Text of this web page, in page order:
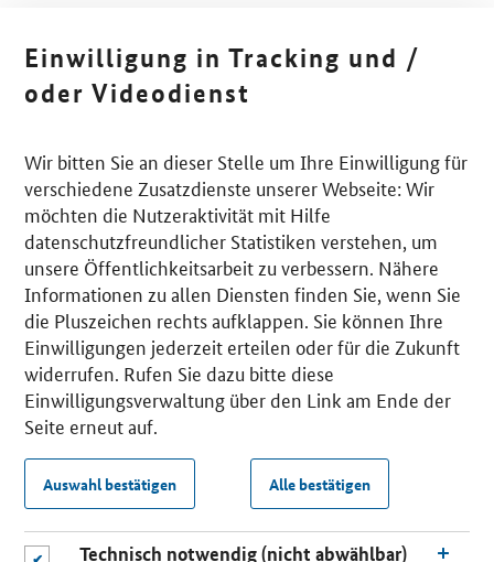
Einwilligung in Tracking und /
oder Videodienst
Wir bitten Sie an dieser Stelle um Ihre Einwilligung für
verschiedene Zusatzdienste unserer Webseite: Wir
möchten die Nutzeraktivität mit Hilfe
datenschutzfreundlicher Statistiken verstehen, um
unsere Öffentlichkeitsarbeit zu verbessern. Nähere
Informationen zu allen Diensten finden Sie, wenn Sie
die Pluszeichen rechts aufklappen. Sie können Ihre
Einwilligungen jederzeit erteilen oder für die Zukunft
widerrufen. Rufen Sie dazu bitte diese
Einwilligungsverwaltung über den Link am Ende der
Seite erneut auf.
Auswahl bestätigen Alle bestätigen
Technisch notwendig (nicht abwählbar)